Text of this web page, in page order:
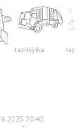
razrisyika
2026 20:40